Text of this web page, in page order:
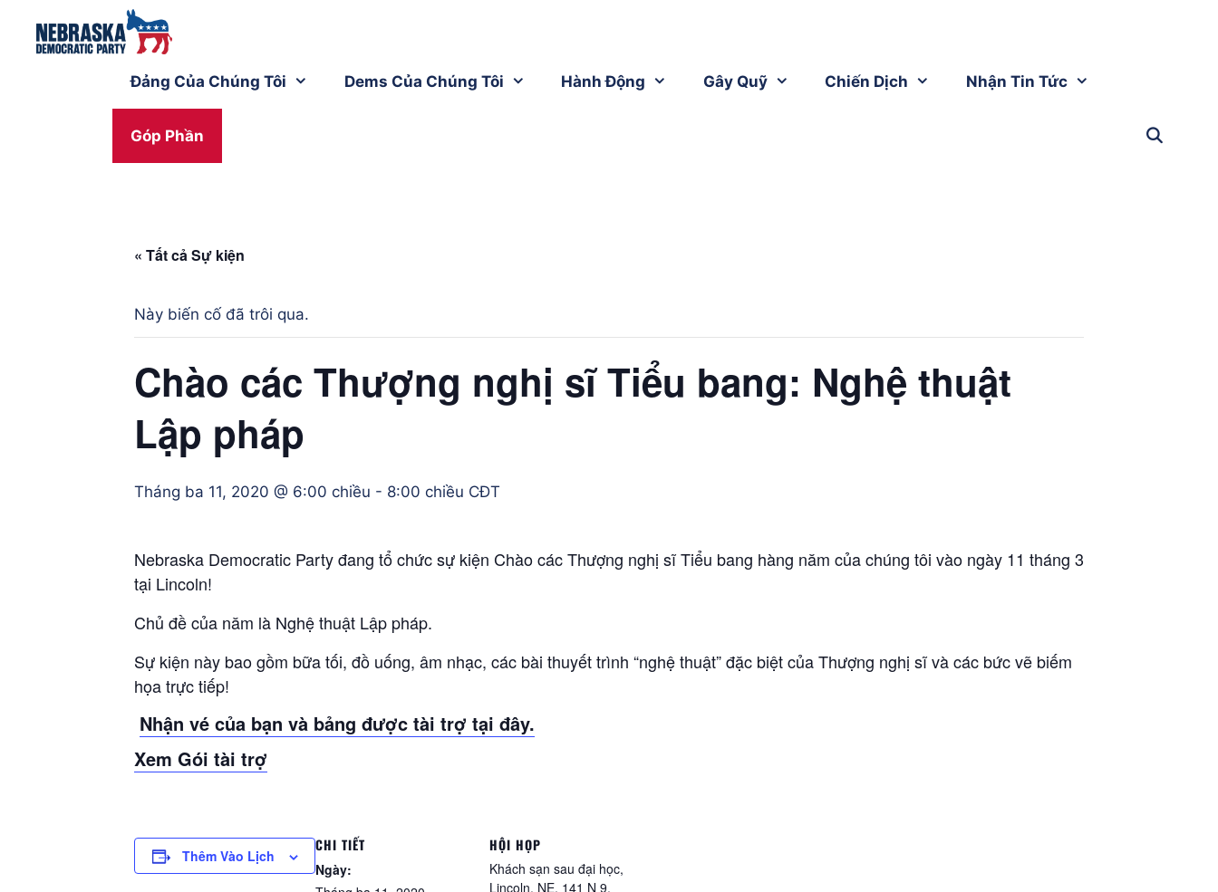
Đảng Của Chúng Tôi Dems Của Chúng Tôi Hành Động Gây Quỹ Chiến Dịch Nhận Tin Tức
Góp Phần
« Tất cả Sự kiện
Này biến cố đã trôi qua.
Chào các Thượng nghị sĩ Tiểu bang: Nghệ thuật
Lập pháp
Tháng ba 11, 2020 @ 6:00 chiều - 8:00 chiều CĐT
Nebraska Democratic Party đang tổ chức sự kiện Chào các Thượng nghị sĩ Tiểu bang hàng năm của chúng tôi vào ngày 11 tháng 3
tại Lincoln!
Chủ đề của năm là Nghệ thuật Lập pháp.
Sự kiện này bao gồm bữa tối, đồ uống, âm nhạc, các bài thuyết trình “nghệ thuật” đặc biệt của Thượng nghị sĩ và các bức vẽ biếm
họa trực tiếp!
Nhận vé của bạn và bảng được tài trợ tại đây.
Xem Gói tài trợ
Thêm Vào Lịch
CHI TIẾT
Ngày:
HỘI HỌP
Khách sạn sau đại học,
Lincoln, NE, 141 N 9,